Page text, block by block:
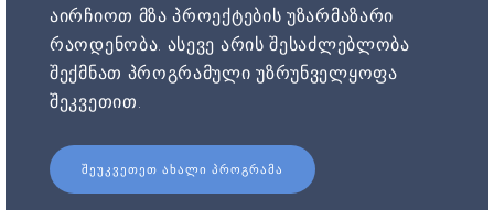
აირჩიოთ მზა პროექტების უზარმაზარი
რაოდენობა. ასევე არის შესაძლებლობა
შექმნათ პროგრამული უზრუნველყოფა
შეკვეთით.
ᲨᲔᲣᲙᲕᲔᲗᲔᲗ ᲐᲮᲐᲚᲘ ᲞᲠᲝᲒᲠᲐᲛᲐ